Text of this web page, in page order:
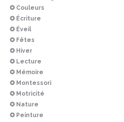
✪ Couleurs
✪ Écriture
✪ Éveil
✪ Fêtes
✪ Hiver
✪ Lecture
✪ Mémoire
✪ Montessori
✪ Motricité
✪ Nature
✪ Peinture